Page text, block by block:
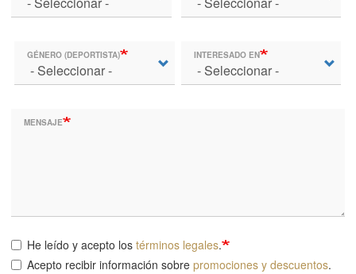
GÉNERO (DEPORTISTA) INTERESADO EN
MENSAJE
He leído y acepto los términos legales.
Acepto recibir información sobre promociones y descuentos.